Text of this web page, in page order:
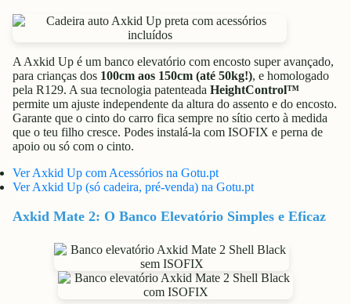
A Axkid Up é um banco elevatório com encosto super avançado,
para crianças dos 100cm aos 150cm (até 50kg!), e homologado
pela R129. A sua tecnologia patenteada HeightControl™
permite um ajuste independente da altura do assento e do encosto.
Garante que o cinto do carro fica sempre no sítio certo à medida
que o teu filho cresce. Podes instalá-la com ISOFIX e perna de
apoio ou só com o cinto.
Ver Axkid Up com Acessórios na Gotu.pt
Ver Axkid Up (só cadeira, pré-venda) na Gotu.pt
Axkid Mate 2: O Banco Elevatório Simples e Eficaz